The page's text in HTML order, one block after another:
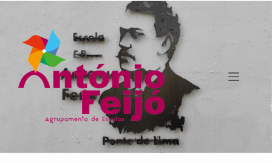
Pular
para
conteúdo